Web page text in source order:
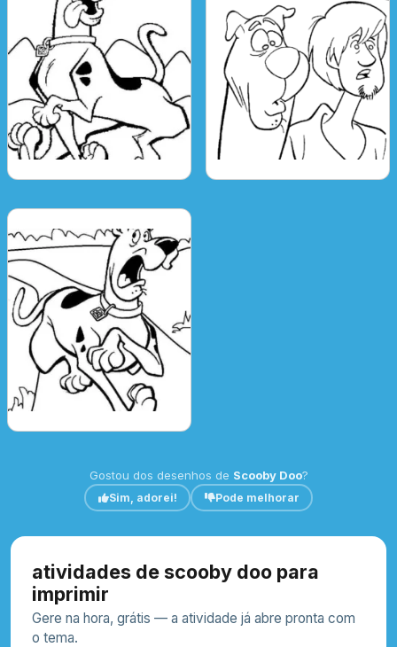
Gostou dos desenhos de Scooby Doo?
Sim, adorei! Pode melhorar
atividades de scooby doo para
imprimir
Gere na hora, grátis — a atividade já abre pronta com
o tema.